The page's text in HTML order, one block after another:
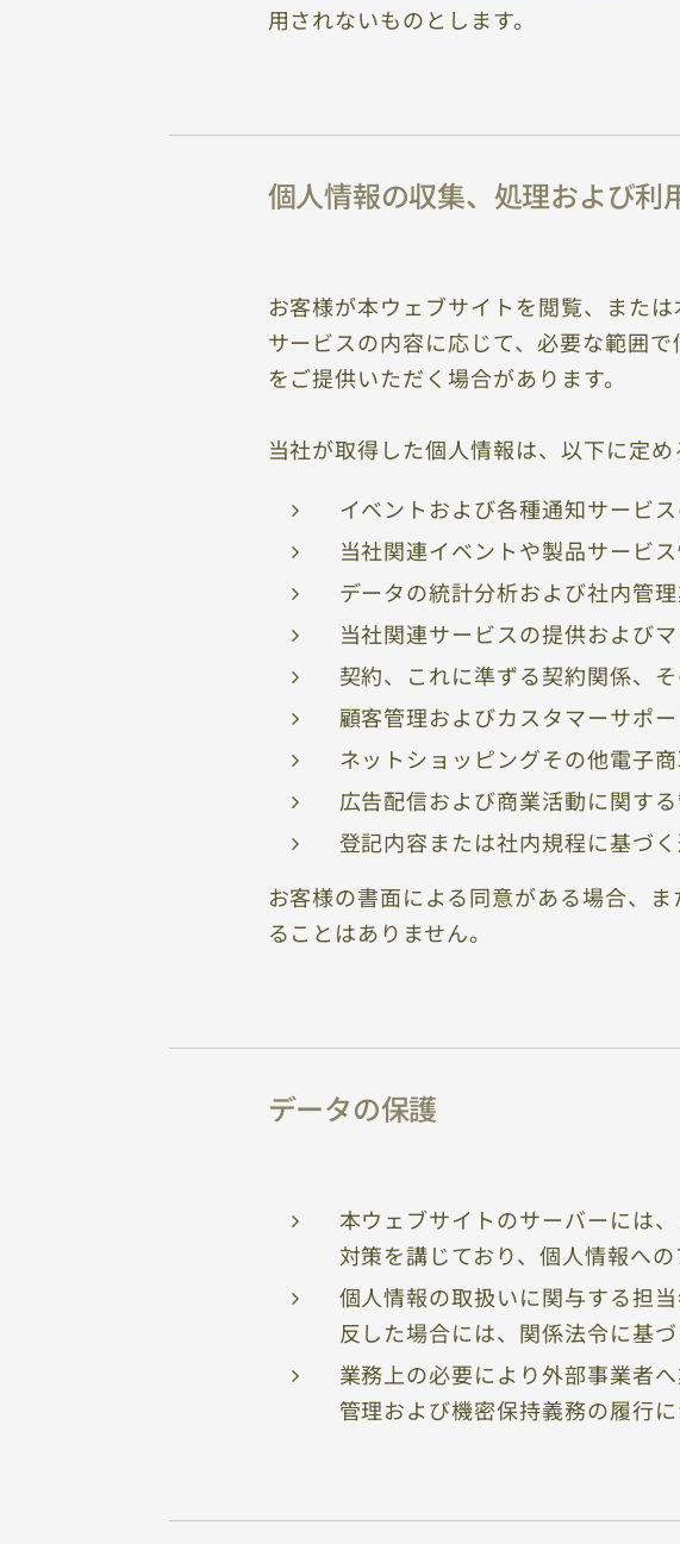
用されないものとします。
個人情報の収集、処理および利
お客様が本ウェブサイトを閲覧、また
サービスの内容に応じて、必要な範囲
をご提供いただく場合があります。
当社が取得した個人情報は、以下に定
イベントおよび各種通知サービ
当社関連イベントや製品サービ
データの統計分析および社内管
当社関連サービスの提供および
契約、これに準ずる契約関係、
顧客管理およびカスタマーサポ
ネットショッピングその他電子
広告配信および商業活動に関す
登記内容または社内規程に基づ
お客様の書面による同意がある場合、
ることはありません。
データの保護
本ウェブサイトのサーバーには
対策を講じており、個人情報へ
個人情報の取扱いに関与する担
反した場合には、関係法令に基
業務上の必要により外部事業者
管理および機密保持義務の履行